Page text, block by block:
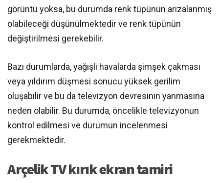
görüntü yoksa, bu durumda renk tüpünün arızalanmış
olabileceği düşünülmektedir ve renk tüpünün
değiştirilmesi gerekebilir.
Bazı durumlarda, yağışlı havalarda şimşek çakması
veya yıldırım düşmesi sonucu yüksek gerilim
oluşabilir ve bu da televizyon devresinin yanmasına
neden olabilir. Bu durumda, öncelikle televizyonun
kontrol edilmesi ve durumun incelenmesi
gerekmektedir.
Arçelik TV kırık ekran tamiri